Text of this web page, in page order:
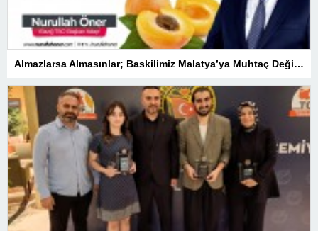
Almazlarsa Almasınlar; Baskilimiz Malatya’ya Muhtaç Değildir